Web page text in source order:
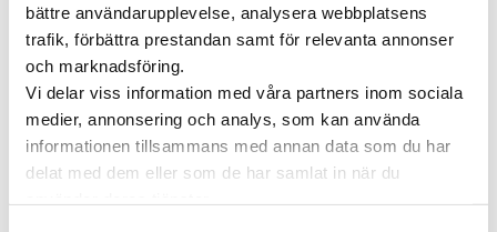
bättre användarupplevelse, analysera webbplatsens
trafik, förbättra prestandan samt för relevanta annonser
och marknadsföring.
Vi delar viss information med våra partners inom sociala
medier, annonsering och analys, som kan använda
informationen tillsammans med annan data som du har
delat med dem eller som de har samlat in när du
marknadsföring?
Presentkort